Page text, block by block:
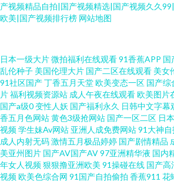
产视频精品自拍|国产视频精选|国产视频久久
欧美|国产视频排行榜 网站地图
看A片 肏屄视频看看 青青草青青老司机 91麻豆传
列 无吗av在线播放 91视频快捷 国产后入精品 91精
福利 91爱爱官网 国产精品国产精品国 亚洲AV电
老女18p 在线免费观看AV 久操网站 www欧没美 蜜
日本一级大片微拍福利在线观看91香蕉APP 国
乱伦种子 美国伦理大片 国产二区在线观看 美女
91社区国产丁香五月天堂欧美变态一区 国产综
片福利视频资源站 成人午夜在线观看欧美图片
国产a级0变性人妖 国产福利永久 日韩中文字幕
香五月色网站黄色3级抢网站 国产一区二区 日
视频学生妹Av网站 亚洲人成免费网站91大神自
成人内射无码激情五月极品婷婷 国产剧情精品
美亚州图片 国产AV国产AV97亚洲精华液 国内
年女人视频狠狠撸亚洲欧美 91操碰在线 国产高
视频欧美色综合网 91国产自拍偷拍 香蕉911 花